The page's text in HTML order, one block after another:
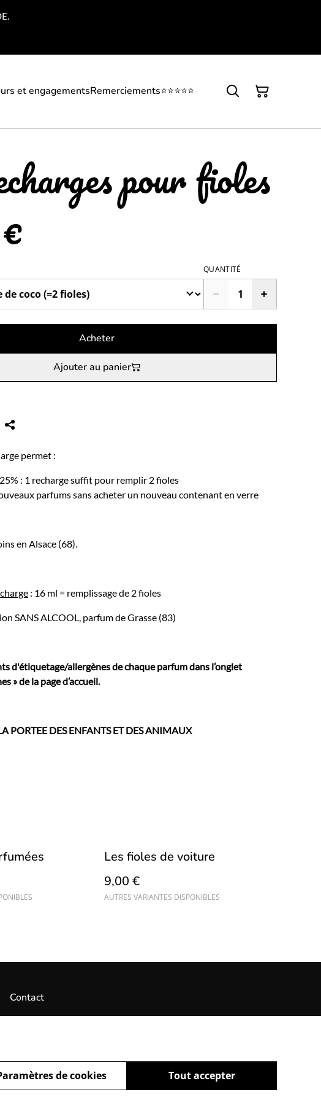
et engagementsRemerciements⭐⭐⭐⭐⭐
pour fioles
QUANTITÉ
Acheter
Ajouter au panier
permet :
: 1 recharge suffit pour remplir 2 fioles
parfums sans acheter un nouveau contenant en verre
en Alsace (68).
: 16 ml = remplissage de 2 fioles
SANS ALCOOL, parfum de Grasse (83)
d'étiquetage/allergènes de chaque parfum dans l’onglet
» de la page d’accueil.
PORTEE DES ENFANTS ET DES ANIMAUX
Les fioles de voiture
9,00 €
AUTRES VARIANTES DISPONIBLES
Contact
Tout accepter
de cookies